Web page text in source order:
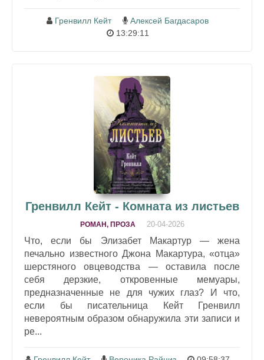
Гренвилл Кейт
Алексей Багдасаров
13:29:11
Гренвилл Кейт - Комната из листьев
РОМАН, ПРОЗА 20-04-2026
Что, если бы Элизабет Макартур — жена
печально известного Джона Макартура, «отца»
шерстяного овцеводства — оставила после
себя дерзкие, откровенные мемуары,
предназначенные не для чужих глаз? И что,
если бы писательница Кейт Гренвилл
невероятным образом обнаружила эти записи и
ре...